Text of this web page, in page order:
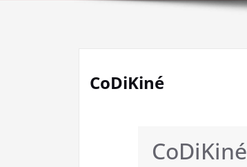
CoDiKiné
CoDiKiné